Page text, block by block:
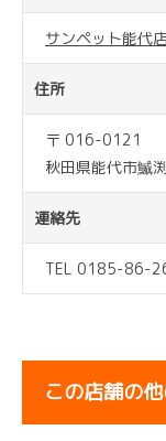
サンペット能代店
住所
〒 016-0121
秋田県能代市鰄
連絡先
TEL 0185-86-
この店舗の